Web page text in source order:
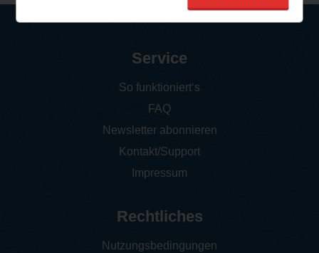
Service
So funktioniert‘s
FAQ
Newsletter abonnieren
Kontakt/Support
Impressum
Rechtliches
Nutzungsbedingungen